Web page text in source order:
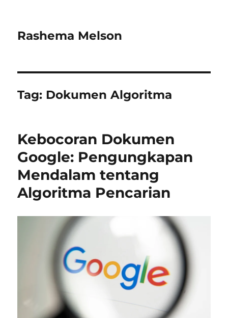
Rashema Melson
Tag: Dokumen Algoritma
Kebocoran Dokumen
Google: Pengungkapan
Mendalam tentang
Algoritma Pencarian